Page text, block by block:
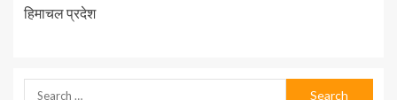
हिमाचल प्रदेश